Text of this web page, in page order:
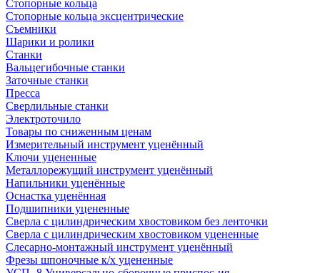
Стопорные кольца
Стопорные кольца эксцентрические
Съемники
Шарики и ролики
Станки
Вальцегибочные станки
Заточные станки
Пресса
Сверлильные станки
Электроточило
Товары по сниженным ценам
Измерительный инструмент уценённый
Ключи уцененные
Металлорежущий инструмент уценённый
Напильники уценённые
Оснастка уценённая
Подшипники уцененные
Сверла с цилиндрическим хвостовиком без ленточки
Сверла с цилиндрическим хвостовиком уцененные
Слесарно-монтажный инструмент уценённый
Фрезы шпоночные к/х уцененные